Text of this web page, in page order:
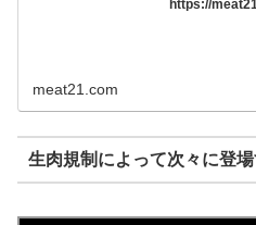
https://
meat21.com
生肉規制によって次々に登